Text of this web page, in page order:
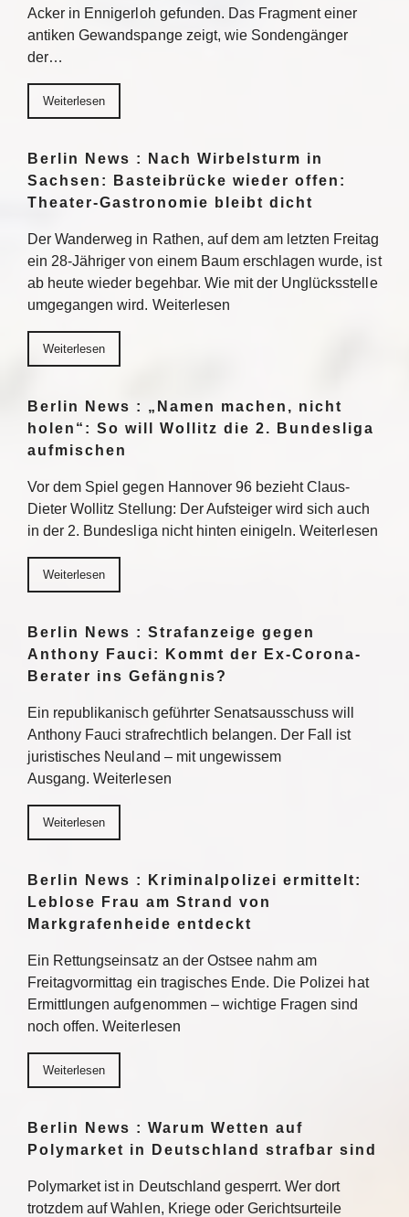
Acker in Ennigerloh gefunden. Das Fragment einer
antiken Gewandspange zeigt, wie Sondengänger
der…
Weiterlesen
Berlin News : Nach Wirbelsturm in
Sachsen: Basteibrücke wieder offen:
Theater-Gastronomie bleibt dicht
Der Wanderweg in Rathen, auf dem am letzten Freitag
ein 28-Jähriger von einem Baum erschlagen wurde, ist
ab heute wieder begehbar. Wie mit der Unglücksstelle
umgegangen wird. Weiterlesen
Weiterlesen
Berlin News : „Namen machen, nicht
holen“: So will Wollitz die 2. Bundesliga
aufmischen
Vor dem Spiel gegen Hannover 96 bezieht Claus-
Dieter Wollitz Stellung: Der Aufsteiger wird sich auch
in der 2. Bundesliga nicht hinten einigeln. Weiterlesen
Weiterlesen
Berlin News : Strafanzeige gegen
Anthony Fauci: Kommt der Ex-Corona-
Berater ins Gefängnis?
Ein republikanisch geführter Senatsausschuss will
Anthony Fauci strafrechtlich belangen. Der Fall ist
juristisches Neuland – mit ungewissem
Ausgang. Weiterlesen
Weiterlesen
Berlin News : Kriminalpolizei ermittelt:
Leblose Frau am Strand von
Markgrafenheide entdeckt
Ein Rettungseinsatz an der Ostsee nahm am
Freitagvormittag ein tragisches Ende. Die Polizei hat
Ermittlungen aufgenommen – wichtige Fragen sind
noch offen. Weiterlesen
Weiterlesen
Berlin News : Warum Wetten auf
Polymarket in Deutschland strafbar sind
Polymarket ist in Deutschland gesperrt. Wer dort
trotzdem auf Wahlen, Kriege oder Gerichtsurteile